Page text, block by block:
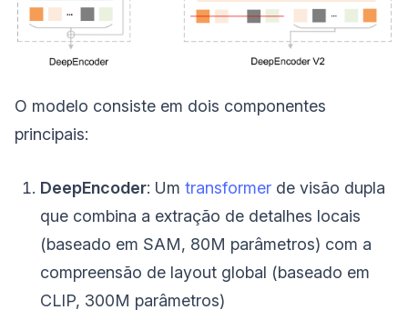
O modelo consiste em dois componentes
principais:
DeepEncoder: Um transformer de visão dupla
que combina a extração de detalhes locais
(baseado em SAM, 80M parâmetros) com a
compreensão de layout global (baseado em
CLIP, 300M parâmetros)